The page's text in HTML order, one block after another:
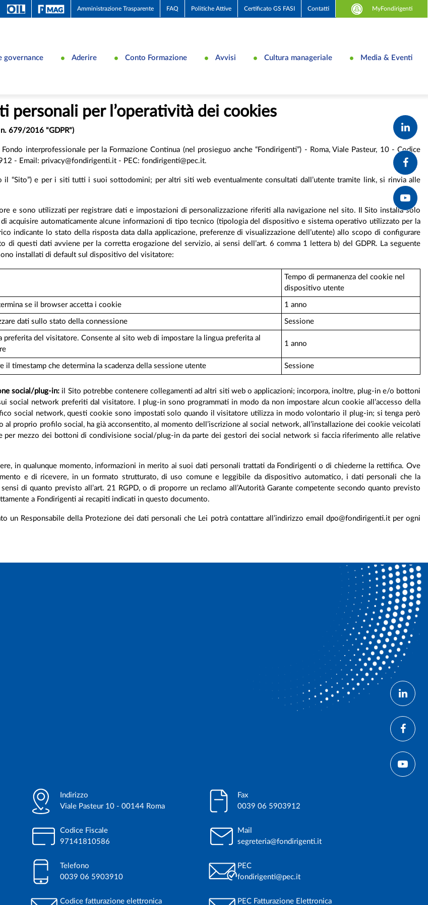
Amministrazione Trasparente FAQ Politiche Attive Certificato GS FASI Contatti MyFondirigenti
governance Aderire Conto Formazione Avvisi Cultura manageriale Media & Eventi
personali per l’operatività dei cookies
679/2016 "GDPR")
interprofessionale per la Formazione Continua (nel prosieguo anche “Fondirigenti”) - Roma, Viale Pasteur, 10 - Codice
- Email: privacy@fondirigenti.it - PEC: fondirigenti@pec.it.
“Sito”) e per i siti tutti i suoi sottodomini; per altri siti web eventualmente consultati dall’utente tramite link, si rinvia alle
e sono utilizzati per registrare dati e impostazioni di personalizzazione riferiti alla navigazione nel sito. Il Sito installa solo
acquisire automaticamente alcune informazioni di tipo tecnico (tipologia del dispositivo e sistema operativo utilizzato per la
indicante lo stato della risposta data dalla applicazione, preferenze di visualizzazione dell’utente) allo scopo di configurare
questi dati avviene per la corretta erogazione del servizio, ai sensi dell’art. 6 comma 1 lettera b) del GDPR. La seguente
installati di default sul dispositivo del visitatore:
Tempo di permanenza del cookie nel
dispositivo utente
se il browser accetta i cookie 1 anno
dati sullo stato della connessione Sessione
preferita del visitatore. Consente al sito web di impostare la lingua preferita al
1 anno
il timestamp che determina la scadenza della sessione utente Sessione
social/plug-in: il Sito potrebbe contenere collegamenti ad altri siti web o applicazioni; incorpora, inoltre, plug-in e/o bottoni
network preferiti dal visitatore. I plug-in sono programmati in modo da non impostare alcun cookie all’accesso della
social network, questi cookie sono impostati solo quando il visitatore utilizza in modo volontario il plug-in; si tenga però
al proprio profilo social, ha già acconsentito, al momento dell’iscrizione al social network, all’installazione dei cookie veicolati
mezzo dei bottoni di condivisione social/plug-in da parte dei gestori dei social network si faccia riferimento alle relative
in qualunque momento, informazioni in merito ai suoi dati personali trattati da Fondirigenti o di chiederne la rettifica. Ove
e di ricevere, in un formato strutturato, di uso comune e leggibile da dispositivo automatico, i dati personali che la
di quanto previsto all’art. 21 RGPD, o di proporre un reclamo all’Autorità Garante competente secondo quanto previsto
a Fondirigenti ai recapiti indicati in questo documento.
un Responsabile della Protezione dei dati personali che Lei potrà contattare all’indirizzo email dpo@fondirigenti.it per ogni
Indirizzo
Viale Pasteur 10 - 00144 Roma
Fax
0039 06 5903912
Codice Fiscale
97141810586
Mail
segreteria@fondirigenti.it
Telefono
0039 06 5903910
PEC
fondirigenti@pec.it
Codice fatturazione elettronica PEC Fatturazione Elettronica